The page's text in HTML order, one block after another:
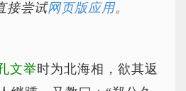
接尝试网页版应用。
文举时为北海相，欲其返